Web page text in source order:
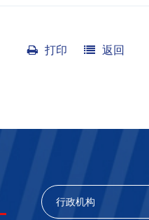
打印 返回
行政机构